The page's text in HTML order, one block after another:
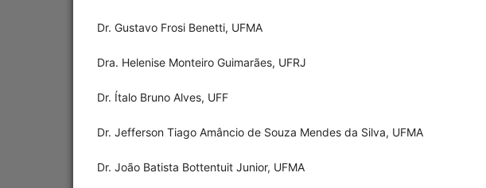
Dr. Gustavo Frosi Benetti, UFMA
Dra. Helenise Monteiro Guimarães, UFRJ
Dr. Ítalo Bruno Alves, UFF
Dr. Jefferson Tiago Amâncio de Souza Mendes da Silva, UFMA
Dr. João Batista Bottentuit Junior, UFMA